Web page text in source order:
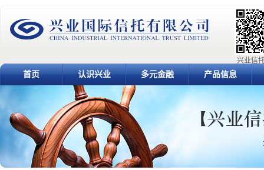
兴业信
首页 认识兴业 多元金融 产品信息